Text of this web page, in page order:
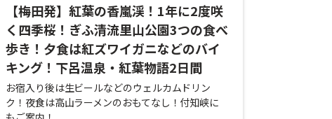
【梅田発】紅葉の香嵐渓！1年に2度咲
く四季桜！ぎふ清流里山公園3つの食べ
歩き！夕食は紅ズワイガニなどのバイ
キング！下呂温泉・紅葉物語2日間
お宿入り後は生ビールなどのウェルカムドリン
ク！夜食は高山ラーメンのおもてなし！付知峡に